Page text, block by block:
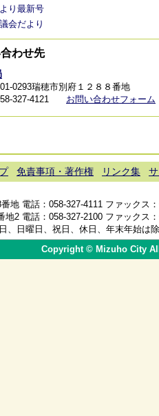
り最新号
会だより
わせ先
0293瑞穂市別府１２８８番地
327-4121
お問い合わせフォーム
免責事項・著作権 リンク集
地 電話： 058-327-4111 ファックス
地2 電話： 058-327-2100 ファックス
、日曜日、祝日、休日、年末年始は
Copyright © Mizuho City